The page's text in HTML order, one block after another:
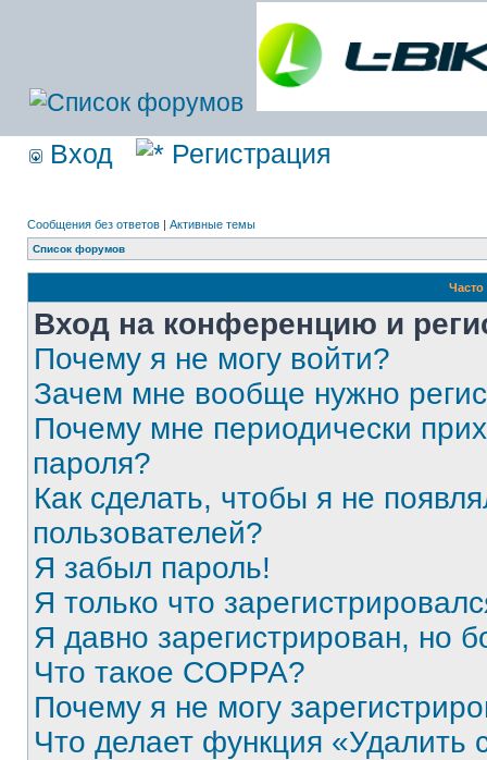
Вход Регистрация
Сообщения без ответов | Активные темы
Список форумов
Вход на конференцию и
Почему я не могу войти?
Зачем мне вообще нужно
Почему мне периодически
пароля?
Как сделать, чтобы я не
пользователей?
Я забыл пароль!
Я только что
Я давно зарегистрирован, но
Что такое COPPA?
Почему я не могу
Что делает функция «Удалить